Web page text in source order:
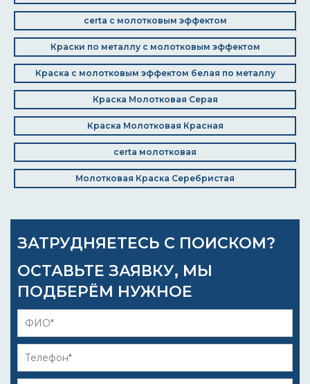
certa с молотковым эффектом
Краски по металлу с молотковым эффектом
Краска с молотковым эффектом белая по металлу
Краска Молотковая Серая
Краска Молотковая Красная
certa молотковая
Молотковая Краска Серебристая
ЗАТРУДНЯЕТЕСЬ С ПОИСКОМ?
ОСТАВЬТЕ ЗАЯВКУ, МЫ
ПОДБЕРЁМ НУЖНОЕ